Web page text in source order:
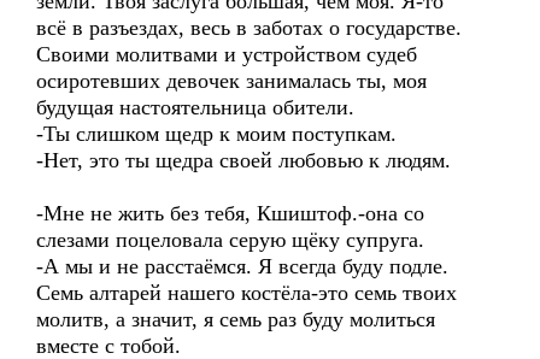
всё в разъездах, весь в заботах о государстве.
Своими молитвами и устройством судеб
осиротевших девочек занималась ты, моя
будущая настоятельница обители.
-Ты слишком щедр к моим поступкам.
-Нет, это ты щедра своей любовью к людям.
-Мне не жить без тебя, Кшиштоф.-она со
слезами поцеловала серую щёку супруга.
-А мы и не расстаёмся. Я всегда буду подле.
Семь алтарей нашего костёла-это семь твоих
молитв, а значит, я семь раз буду молиться
вместе с тобой.